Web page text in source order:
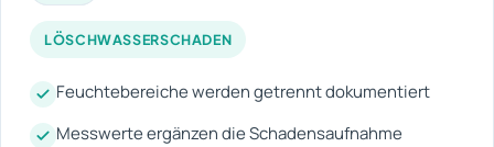
LÖSCHWASSERSCHADEN
Feuchtebereiche werden getrennt dokumentiert
Messwerte ergänzen die Schadensaufnahme